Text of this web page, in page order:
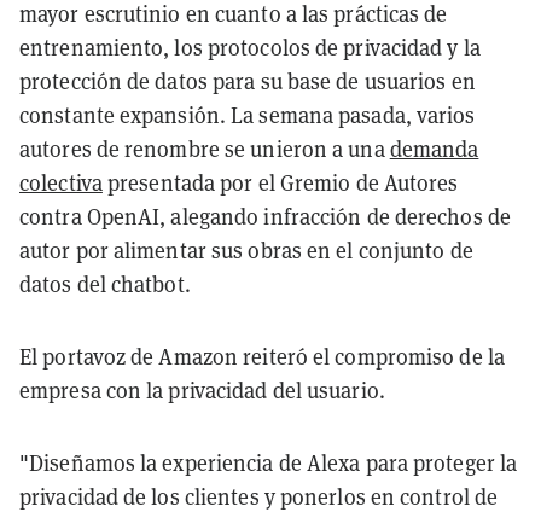
mayor escrutinio en cuanto a las prácticas de
entrenamiento, los protocolos de privacidad y la
protección de datos para su base de usuarios en
constante expansión. La semana pasada, varios
autores de renombre se unieron a unademanda
colectivapresentada por el Gremio de Autores
contra OpenAI, alegando infracción de derechos de
autor por alimentar sus obras en el conjunto de
datos del chatbot.
El portavoz de Amazon reiteró el compromiso de la
empresa con la privacidad del usuario.
"Diseñamos la experiencia de Alexa para proteger la
privacidad de los clientes y ponerlos en control de